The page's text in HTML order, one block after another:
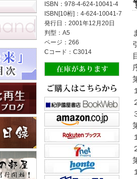
ISBN：978-4-624-10041-4
ISBN[10桁]：4-624-10041-7
発行日：2001年12月20日
判型：A5
ページ：266
Cコード：C3014